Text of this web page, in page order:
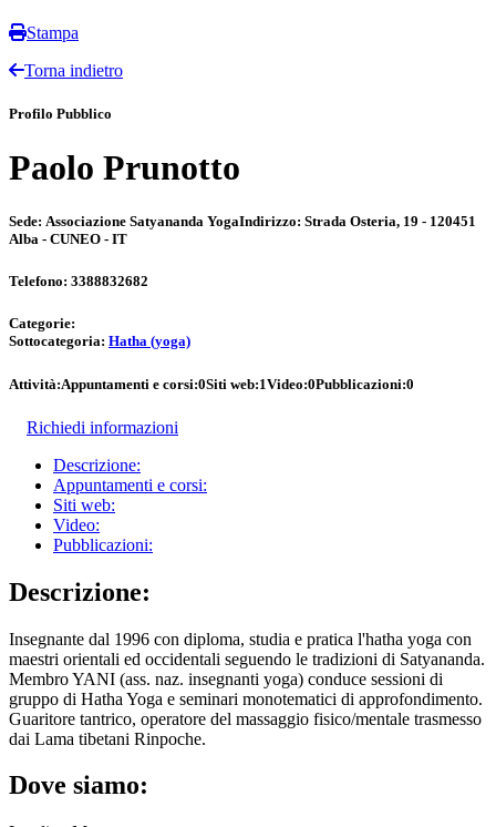
Stampa
Torna indietro
Profilo Pubblico
Paolo Prunotto
Sede: Associazione Satyananda YogaIndirizzo: Strada Osteria, 19 - 120451
Alba - CUNEO - IT
Telefono: 3388832682
Categorie:
Sottocategoria: Hatha (yoga)
Attività:Appuntamenti e corsi:0Siti web:1Video:0Pubblicazioni:0
Richiedi informazioni
Descrizione:
Appuntamenti e corsi:
Siti web:
Video:
Pubblicazioni:
Descrizione:
Insegnante dal 1996 con diploma, studia e pratica l'hatha yoga con
maestri orientali ed occidentali seguendo le tradizioni di Satyananda.
Membro YANI (ass. naz. insegnanti yoga) conduce sessioni di
gruppo di Hatha Yoga e seminari monotematici di approfondimento.
Guaritore tantrico, operatore del massaggio fisico/mentale trasmesso
dai Lama tibetani Rinpoche.
Dove siamo: